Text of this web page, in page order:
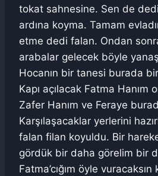
tokat sahnesine. Sen de
ardına koyma. Tamam
etme dedi falan. Ondan
arabalar gelecek böyle
Hocanın bir tanesi burada
Kapı açılacak Fatma Hanım
Zafer Hanım ve Feraye
Karşılaşacaklar yerlerini
falan filan koyuldu. Bir
gördük bir daha görelim bir
Fatma’cığım öyle